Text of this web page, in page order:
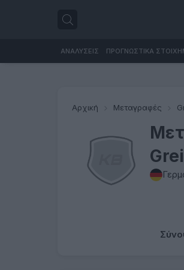
ΑΝΑΛΥΣΕΙΣ ΠΡΟΓΝΩΣΤΙΚΑ
Αρχική Μεταγραφές